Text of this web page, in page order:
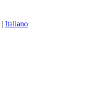
| Italiano